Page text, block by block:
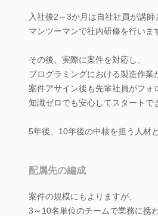
入社後2～3か月は自社社員が講師
マンツーマンで社内研修を行いま
その後、実際に案件を対応し、
プログラミングにおける製造作業
案件アサイン後も先輩社員がフォ
知識ゼロでも安心してスタートで
5年後、10年後の中核を担う人材
配属先の編成
案件の規模にもよりますが、
3～10名単位のチームで業務に携